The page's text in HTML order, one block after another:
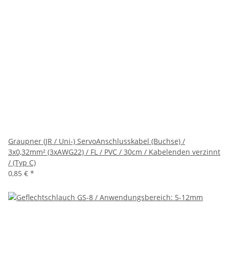
Graupner (JR / Uni-) ServoAnschlusskabel (Buchse) /
3x0,32mm² (3xAWG22) / FL / PVC / 30cm / Kabelenden verzinnt
/ (Typ C)
0,85 € *